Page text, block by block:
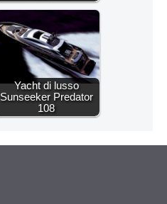
Yacht di lusso
Sunseeker Predator
108